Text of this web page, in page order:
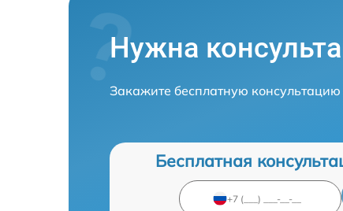
Нужна
Закажите бесплатную консультацию
Бесплатная